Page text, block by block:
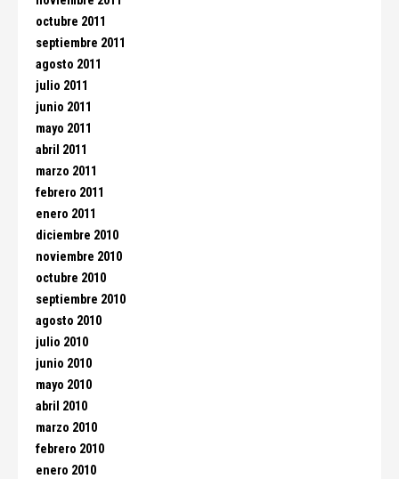
octubre 2011
septiembre 2011
agosto 2011
julio 2011
junio 2011
mayo 2011
abril 2011
marzo 2011
febrero 2011
enero 2011
diciembre 2010
noviembre 2010
octubre 2010
septiembre 2010
agosto 2010
julio 2010
junio 2010
mayo 2010
abril 2010
marzo 2010
febrero 2010
enero 2010